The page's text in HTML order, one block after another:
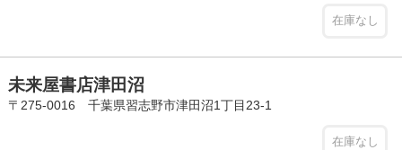
在庫なし
未来屋書店津田沼
〒275-0016 千葉県習志野市津田沼1丁目23-1
在庫なし